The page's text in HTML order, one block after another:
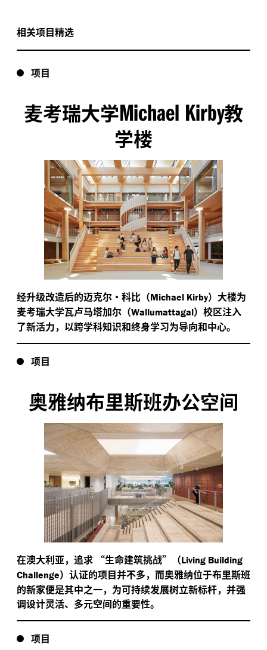
相关项目精选
项目
麦考瑞大学Michael Kirby教
学楼
经升级改造后的迈克尔·科比（Michael Kirby）大楼为
麦考瑞大学瓦卢马塔加尔（Wallumattagal）校区注入
了新活力，以跨学科知识和终身学习为导向和中心。
项目
奥雅纳布里斯班办公空间
在澳大利亚，追求 “生命建筑挑战”（Living Building
Challenge）认证的项目并不多，而奥雅纳位于布里斯班
的新家便是其中之一，为可持续发展树立新标杆，并强
调设计灵活、多元空间的重要性。
项目